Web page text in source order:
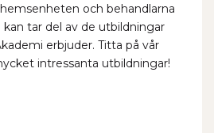
och behandlarna
tar del av de utbildningar
erbjuder. Titta på vår
intressanta utbildningar!